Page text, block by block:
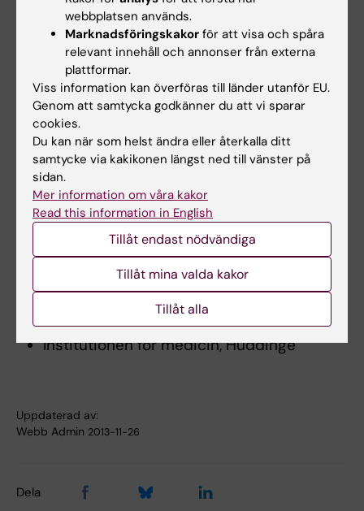
for ischemic stroke in men.
Atherosclerosis 2008, online 19 July 2008.
Länk till en engelsk sammanfattning i
PubMed
För mer information, kontakta:
Professor Johan Frostegård
Arbete:
08-585 897 87
Johan.Frostegard@ki.se
Institutionen för medicin, Huddinge
Uppdaterad av:
Webb Admin 2013-11-26
Dela
webbplatsen används.
Marknadsföringskakor för att visa och spåra
relevant innehåll och annonser från externa
plattformar.
Viss information kan överföras till länder utanför EU.
Genom att samtycka godkänner du att vi sparar
cookies.
Du kan när som helst ändra eller återkalla ditt
samtycke via kakikonen längst ned till vänster på
sidan.
Mer information om våra kakor
Read this information in English
Tillåt endast nödvändiga
Tillåt mina valda kakor
Tillåt alla